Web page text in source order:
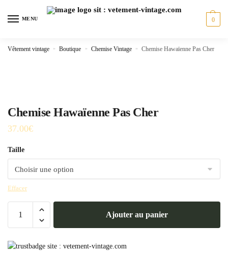
MENU 0
Vêtement vintage » Boutique » Chemise Vintage » Chemise Hawaïenne Pas Cher
Chemise Hawaïenne Pas Cher
37.00€
Taille
Effacer
Hawaïenne
Ajouter au panier